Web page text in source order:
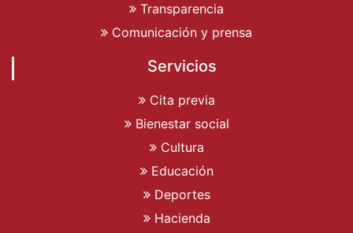
Transparencia
Comunicación y prensa
Servicios
Cita previa
Bienestar social
Cultura
Educación
Deportes
Hacienda